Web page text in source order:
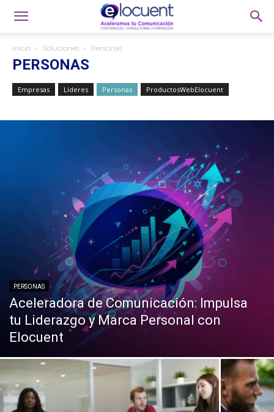
Inicio Soluciones Personas
PERSONAS
Empresas Lideres Personas ProductosWebElocuent
PERSONAS
Aceleradora de Comunicación: Impulsa
tu Liderazgo y Marca Personal con
Elocuent